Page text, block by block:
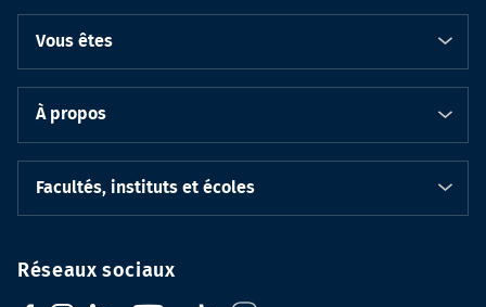
Vous êtes
À propos
Facultés, instituts et écoles
Réseaux sociaux